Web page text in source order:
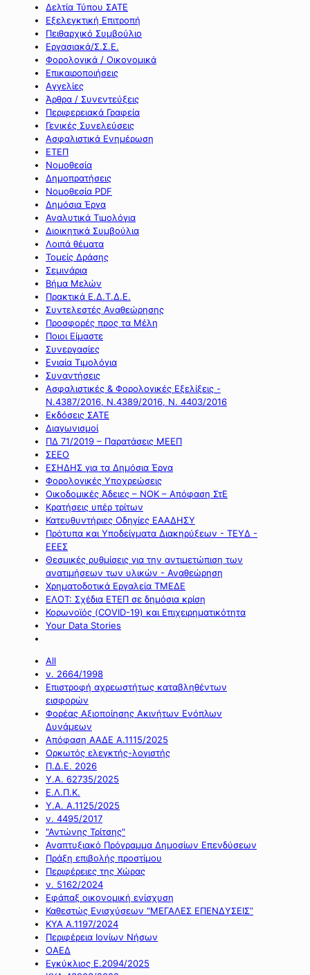
Δελτία Τύπου ΣΑΤΕ
Εξελεγκτική Επιτροπή
Πειθαρχικό Συμβούλιο
Εργασιακά/Σ.Σ.Ε.
Φορολογικά / Οικονομικά
Επικαιροποιήσεις
Αγγελίες
Άρθρα / Συνεντεύξεις
Περιφερειακά Γραφεία
Γενικές Συνελεύσεις
Ασφαλιστικά Ενημέρωση
ΕΤΕΠ
Νομοθεσία
Δημοπρατήσεις
Νομοθεσία PDF
Δημόσια Έργα
Αναλυτικά Τιμολόγια
Διοικητικά Συμβούλια
Λοιπά θέματα
Τομείς Δράσης
Σεμινάρια
Βήμα Μελών
Πρακτικά Ε.Δ.Τ.Δ.Ε.
Συντελεστές Αναθεώρησης
Προσφορές προς τα Μέλη
Ποιοι Είμαστε
Συνεργασίες
Ενιαία Τιμολόγια
Συναντήσεις
Ασφαλιστικές & Φορολογικές Εξελίξεις -
Ν.4387/2016, Ν.4389/2016, Ν. 4403/2016
Εκδόσεις ΣΑΤΕ
Διαγωνισμοί
ΠΔ 71/2019 – Παρατάσεις ΜΕΕΠ
ΣΕΕΟ
ΕΣΗΔΗΣ για τα Δημόσια Έργα
Φορολογικές Υποχρεώσεις
Οικοδομικές Άδειες – ΝΟΚ – Απόφαση ΣτΕ
Κρατήσεις υπέρ τρίτων
Κατευθυντήριες Οδηγίες ΕΑΑΔΗΣΥ
Πρότυπα και Υποδείγματα Διακηρύξεων - ΤΕΥΔ -
ΕΕΕΣ
Θεσμικές ρυθμίσεις για την αντιμετώπιση των
ανατιμήσεων των υλικών - Αναθεώρηση
Χρηματοδοτικά Εργαλεία ΤΜΕΔΕ
ΕΛΟΤ: Σχέδια ΕΤΕΠ σε δημόσια κρίση
Κορωνοϊός (COVID-19) και Επιχειρηματικότητα
Your Data Stories
All
ν. 2664/1998
Επιστροφή αχρεωστήτως καταβληθέντων
εισφορών
Φορέας Αξιοποίησης Ακινήτων Ενόπλων
Δυνάμεων
Απόφαση ΑΑΔΕ Α.1115/2025
Ορκωτός ελεγκτής-λογιστής
Π.Δ.Ε. 2026
Υ.Α. 62735/2025
Ε.Λ.Π.Κ.
Υ.Α. Α.1125/2025
ν. 4495/2017
"Αντώνης Τρίτσης"
Αναπτυξιακό Πρόγραμμα Δημοσίων Επενδύσεων
Πράξη επιβολής προστίμου
Περιφέρειες της Χώρας
ν. 5162/2024
Εφάπαξ οικονομική ενίσχυση
Καθεστώς Ενισχύσεων “ΜΕΓΑΛΕΣ ΕΠΕΝΔΥΣΕΙΣ”
ΚΥΑ Α.1197/2024
Περιφέρεια Ιονίων Νήσων
ΟΑΕΔ
Εγκύκλιος Ε.2094/2025